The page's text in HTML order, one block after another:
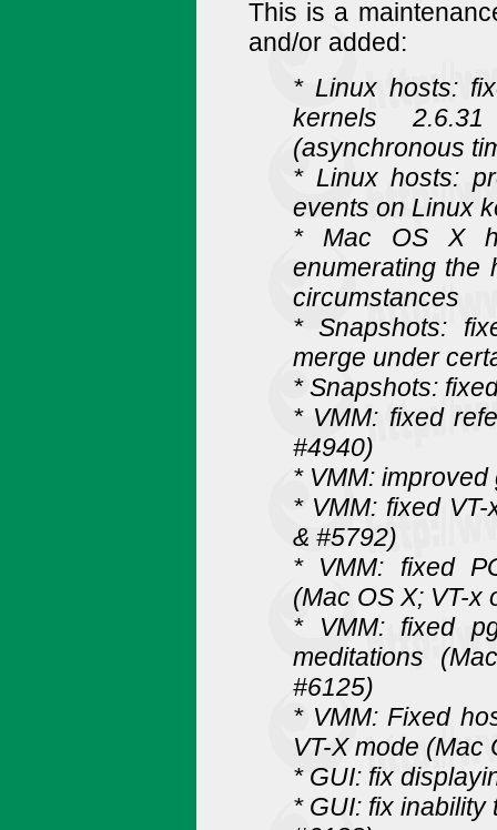
This is a
and/or added:
* Linux hosts:
kernels
(asynchronous
* Linux hosts:
events on Linux
* Mac OS X
enumerating the
circumstances
* Snapshots:
merge under
* Snapshots:
* VMM: fixed
#4940)
* VMM:
* VMM: fixed
& #5792)
* VMM: fixed
(Mac OS X; VT-x
* VMM: fixed
meditations
#6125)
* VMM: Fixed
VT-X mode (Mac
* GUI: fix
* GUI: fix